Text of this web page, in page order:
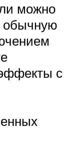
можно
обычную
с